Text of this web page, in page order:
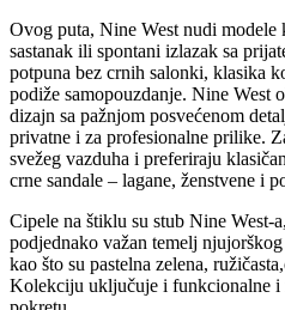
Ovog puta, Nine West nudi modele
sastanak ili spontani izlazak sa
potpuna bez crnih salonki, klasika
podiže samopouzdanje. Nine West
dizajn sa pažnjom posvećenom
privatne i za profesionalne prilike.
svežeg vazduha i preferiraju
crne sandale – lagane, ženstvene i
Cipele na štiklu su stub Nine West-
podjednako važan temelj
kao što su pastelna zelena,
Kolekciju uključuje i funkcionalne i